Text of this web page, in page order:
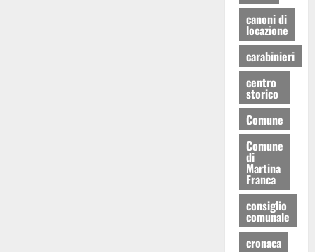
canoni di
locazione
carabinieri
centro
storico
Comune
Comune
di
Martina
Franca
consiglio
comunale
cronaca